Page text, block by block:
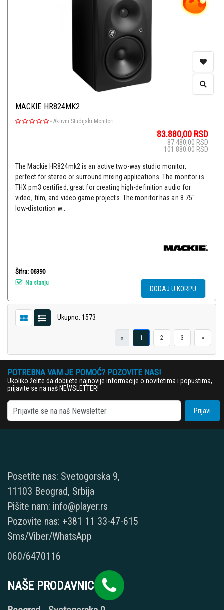
MACKIE HR824MK2
- Aktivni Studijski Monitori
83.880,00 RSD
87.480,00RSD
101.880,00RSD
The Mackie HR824mk2 is an active two-way studio monitor,
perfect for stereo or surround mixing applications. The monitor is
THX pm3 certified, great for creating high-definition audio for
video, film, and video game projects. The monitor has an 8.75"
low-distortion w...
Šifra: 06390
Na stanju
DODAJ U KORPU
Ukupno: 1573
« 1 2 3 »
POTREBNA VAM JE POMOĆ? POZOVITE NAS!
Ukoliko želite da dobijete najnovije informacije o novitetima i popustima,
prijavite se na naš NEWSLETTER!
Prijavi
Posetite nas: Svetogorska 9,
11103 Beograd, Srbija
Pišite nam: info@player.rs
Pozovite nas: +381 11 33-47-615
Sms/Viber/WhatsApp
060/6470116
NAŠE PRODAVNICE